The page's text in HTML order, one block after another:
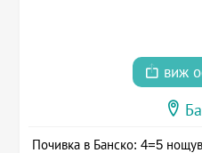
виж
Почивка в Банско: 4=5